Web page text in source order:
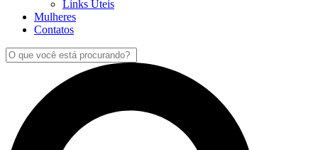
Links Úteis
Mulheres
Contatos